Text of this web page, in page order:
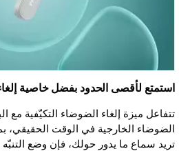
استمتع لأقصى الحدود بفضل خاصية
تتفاعل ميزة إلغاء الضوضاء التكيّفية مع
الضوضاء الخارجية في الوقت الحقيقي،
تريد سماع ما يدور حولك، فإن وضع